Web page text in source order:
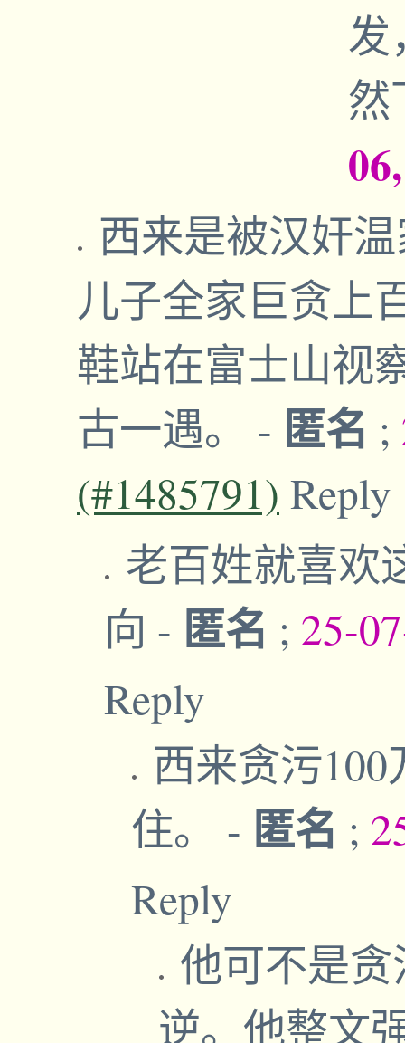
发
然
西来是被汉奸
儿子全家巨贪上
鞋站在富士山视
古一遇。 - 匿名 ;
(#1485791) Reply
老百姓就喜欢
向 - 匿名 ; 25-
Reply
西来贪污
住。 - 匿名 ;
Reply
他可不是
逆。他整文